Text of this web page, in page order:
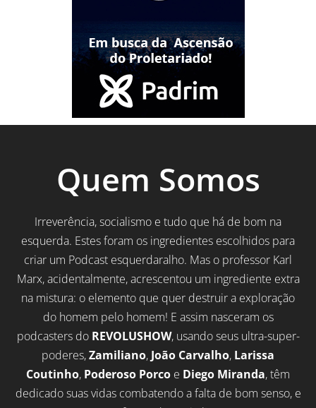
Quem Somos
Irreverência, socialismo e tudo que há de bom na
esquerda. Estes foram os ingredientes escolhidos para
criar um Podcast esquerdaralho. Mas o professor Karl
Marx, acidentalmente, acrescentou um ingrediente extra
na mistura: o elemento que quer destruir a exploração
do homem pelo homem! E assim nasceram os
podcasters do REVOLUSHOW, usando seus ultra-super-
poderes,Zamiliano, João Carvalho, Larissa
Coutinho, Poderoso Porco e Diego Miranda, têm
dedicado suas vidas combatendo a falta de bom senso, e